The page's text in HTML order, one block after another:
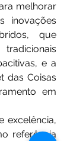
melhorar
inovações
que
e a
das Coisas
em
excelência,
referência